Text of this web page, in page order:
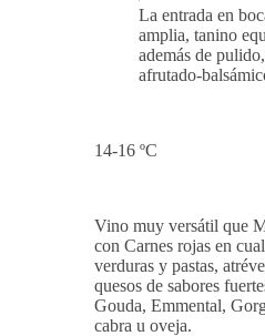
La entrada en
amplia, tanino
además de
afrutado-
14-16 ºC
Vino muy versátil que
con Carnes rojas en
verduras y pastas,
quesos de sabores
Gouda, Emmental,
cabra u oveja.